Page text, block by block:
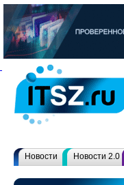
Новости Новости 2.0